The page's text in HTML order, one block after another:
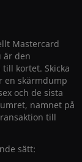
Mastercard
är den
kortet. Skicka
en skärmdump
och de sista
namnet på
till
sätt: